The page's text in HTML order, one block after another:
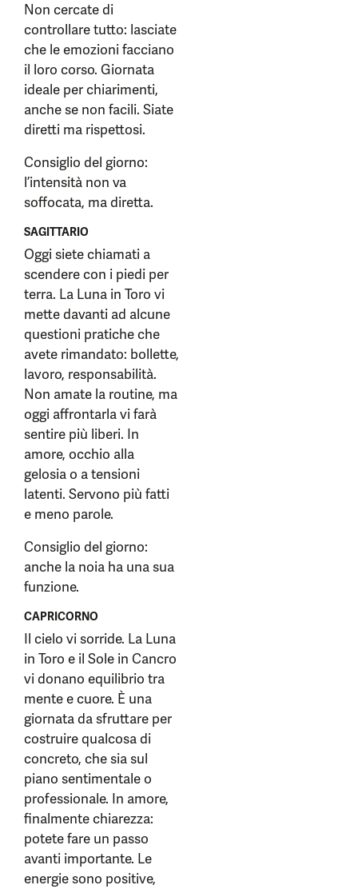
Non cercate di
controllare tutto: lasciate
che le emozioni facciano
il loro corso. Giornata
ideale per chiarimenti,
anche se non facili. Siate
diretti ma rispettosi.
Consiglio del giorno:
l’intensità non va
soffocata, ma diretta.
SAGITTARIO
Oggi siete chiamati a
scendere con i piedi per
terra. La Luna in Toro vi
mette davanti ad alcune
questioni pratiche che
avete rimandato: bollette,
lavoro, responsabilità.
Non amate la routine, ma
oggi affrontarla vi farà
sentire più liberi. In
amore, occhio alla
gelosia o a tensioni
latenti. Servono più fatti
e meno parole.
Consiglio del giorno:
anche la noia ha una sua
funzione.
CAPRICORNO
Il cielo vi sorride. La Luna
in Toro e il Sole in Cancro
vi donano equilibrio tra
mente e cuore. È una
giornata da sfruttare per
costruire qualcosa di
concreto, che sia sul
piano sentimentale o
professionale. In amore,
finalmente chiarezza:
potete fare un passo
avanti importante. Le
energie sono positive,